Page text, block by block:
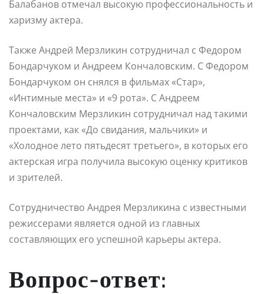
Балабанов отмечал высокую профессиональность и
харизму актера.
Также Андрей Мерзликин сотрудничал с Федором
Бондарчуком и Андреем Кончаловским. С Федором
Бондарчуком он снялся в фильмах «Стар»,
«Интимные места» и «9 рота». С Андреем
Кончаловским Мерзликин сотрудничал над такими
проектами, как «До свидания, мальчики» и
«Холодное лето пятьдесят третьего», в которых его
актерская игра получила высокую оценку критиков
и зрителей.
Сотрудничество Андрея Мерзликина с известными
режиссерами является одной из главных
составляющих его успешной карьеры актера.
Вопрос-ответ: